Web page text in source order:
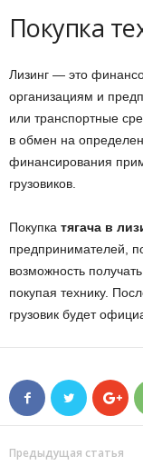
Покупка
Лизинг — это
организациям и
или транспортные
в обмен на
финансирования
грузовиков.
Покупка тягача в
предпринимателей,
возможность
покупая технику.
грузовик будет
Предыдущая статья